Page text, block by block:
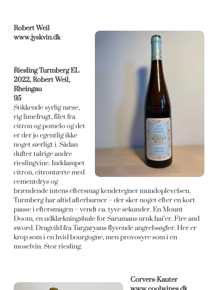
Robert Weil
www.jyskvin.dk
Riesling Turmberg EL
2022, Robert Weil,
Rheingau
95
Stikkende syrlig næse,
rig limefrugt, filet fra
citron og pomelo og det
er der jo egentlig ikke
noget særligt i. Sådan
dufter talrige andre
rieslingvine. Inddampet
citron, citrontærte med
cementdrys og
brændende intens eftersmag kendetegner mundoplevelsen.
Turmberg har altid afterburner – der sker noget efter en kort
pause i eftersmagen – vendt ca. tyve sekunder. En Mount
Doom, en udklækningshule for Sarumans uruk-hai’er. Fire and
sword. Drageild fra Targaryans flyvende angrebsøgler. Her er
krop som i en hvid bourgogne, men provosyre som i en
moselvin. Stor riesling.
Corvers-Kauter